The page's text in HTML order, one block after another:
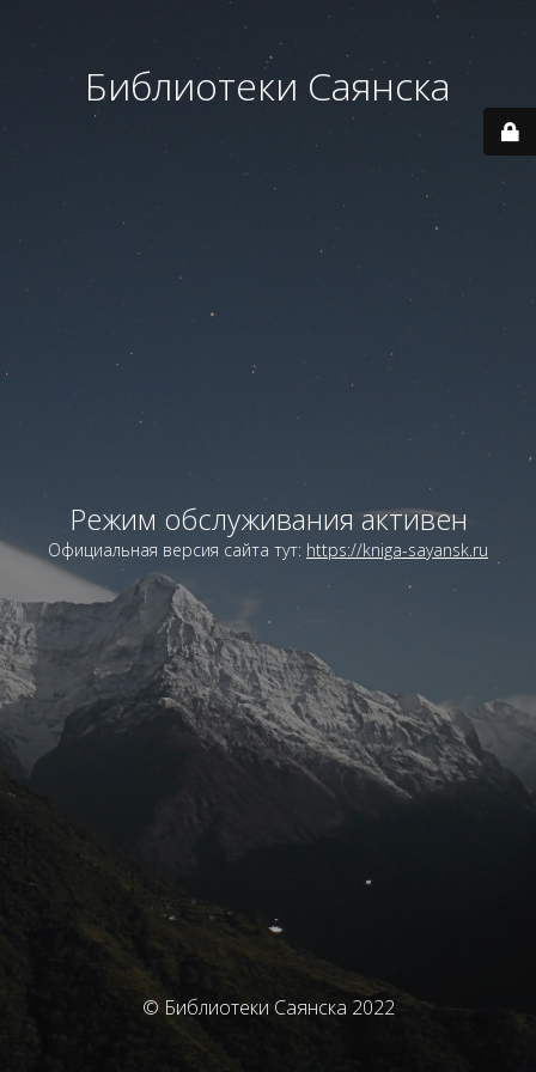
Библиотеки Саянска
Режим обслуживания активен
Официальная версия сайта тут: https://kniga-sayansk.ru
© Библиотеки Саянска 2022